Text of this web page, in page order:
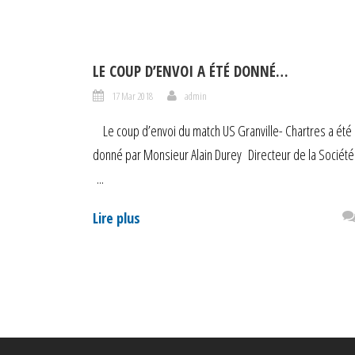
LE COUP D’ENVOI A ÉTÉ DONNÉ…
17 Mar 2018 admin
Le coup d’envoi du match US Granville- Chartres a été
donné par Monsieur Alain Durey Directeur de la Société
...
Lire plus